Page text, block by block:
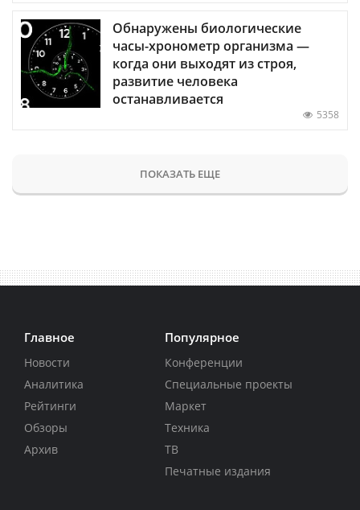
Обнаружены биологические
часы-хронометр организма —
когда они выходят из строя,
развитие человека
останавливается
5358
ПОКАЗАТЬ ЕЩЕ
Главное
Новости
Аналитика
Рейтинги
Обзоры
Архив
Популярное
Конференции
Специальные проекты
Маркет
Техника
ТВ
Печатные издания